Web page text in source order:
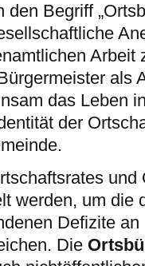
den Begriff
Arbeit
als
das Leben
der
und
werden, um die
Defizite
Die